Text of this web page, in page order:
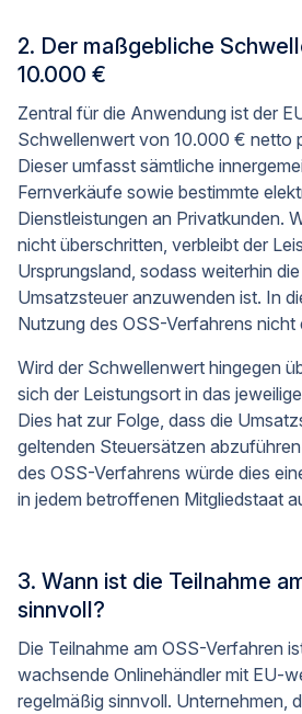
2. Der maßgebliche
10.000 €
Zentral für die Anwendung ist der
Schwellenwert von 10.000 € netto
Dieser umfasst sämtliche
Fernverkäufe sowie bestimmte
Dienstleistungen an Privatkunden.
nicht überschritten, verbleibt der
Ursprungsland, sodass weiterhin
Umsatzsteuer anzuwenden ist. In
Nutzung des OSS-Verfahrens nicht
Wird der Schwellenwert hingegen
sich der Leistungsort in das
Dies hat zur Folge, dass die
geltenden Steuersätzen
des OSS-Verfahrens würde dies
in jedem betroffenen Mitgliedstaat
3. Wann ist die Teilnahme
sinnvoll?
Die Teilnahme am OSS-Verfahren
wachsende Onlinehändler mit EU-
regelmäßig sinnvoll. Unternehmen,